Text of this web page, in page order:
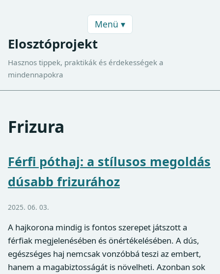
Menü ▾
Elosztóprojekt
Hasznos tippek, praktikák és érdekességek a
mindennapokra
Frizura
Férfi póthaj: a stílusos megoldás
dúsabb frizurához
2025. 06. 03.
A hajkorona mindig is fontos szerepet játszott a
férfiak megjelenésében és önértékelésében. A dús,
egészséges haj nemcsak vonzóbbá teszi az embert,
hanem a magabiztosságát is növelheti. Azonban sok